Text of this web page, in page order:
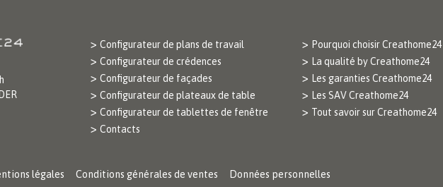
Configurateur de plans de travail
Configurateur de crédences
Configurateur de façades
Configurateur de plateaux de table
Configurateur de tablettes de fenêtre
Contacts
Pourquoi choisir Creathome24
La qualité by Creathome24
Les garanties Creathome24
Les SAV Creathome24
Tout savoir sur Creathome24
légales Conditions générales de ventes Données personnelles